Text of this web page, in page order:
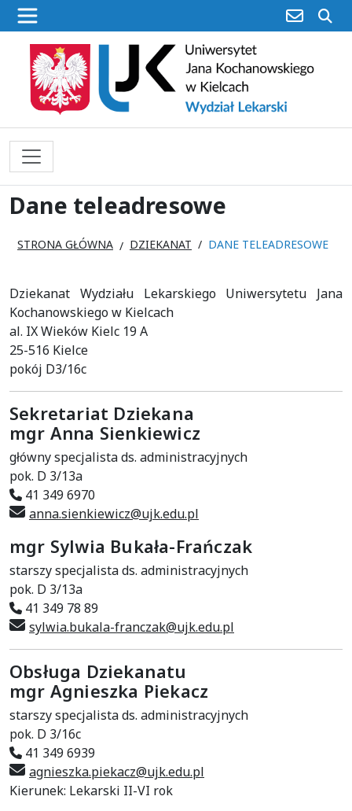
poczta
Dane teleadresowe
STRONA GŁÓWNA DZIEKANAT DANE TELEADRESOWE
Dziekanat Wydziału Lekarskiego Uniwersytetu Jana
Kochanowskiego w Kielcach
al. IX Wieków Kielc 19 A
25-516 Kielce
pokój D3/16c
Sekretariat Dziekana
mgr Anna Sienkiewicz
główny specjalista ds. administracyjnych
pok. D 3/13a
41 349 6970
anna.sienkiewicz@ujk.edu.pl
mgr Sylwia Bukała-Frańczak
starszy specjalista ds. administracyjnych
pok. D 3/13a
41 349 78 89
sylwia.bukala-franczak@ujk.edu.pl
Obsługa Dziekanatu
mgr Agnieszka Piekacz
starszy specjalista ds. administracyjnych
pok. D 3/16c
41 349 6939
agnieszka.piekacz@ujk.edu.pl
Kierunek: Lekarski II-VI rok